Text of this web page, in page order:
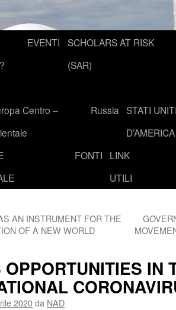
EVENTI
SCHOLARS AT RISK
(SAR)
Centro –
Russia STATI
D’AMERICA
FONTI
LINK
UTILI
AN INSTRUMENT FOR THE
OF A NEW WORLD
OPPORTUNITIES IN
2020da NAD